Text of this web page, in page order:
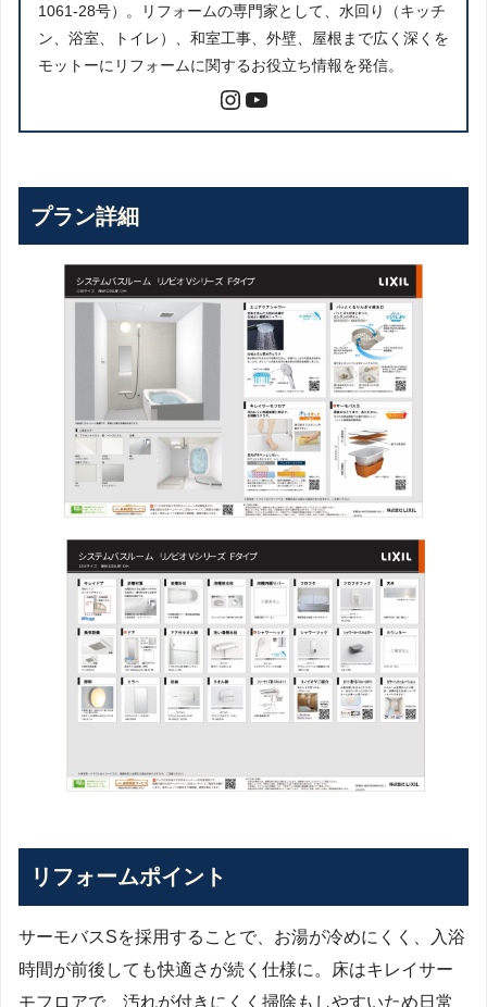
1061-28号）。リフォームの専門家として、水回り（キッチ
ン、浴室、トイレ）、和室工事、外壁、屋根まで広く深くを
モットーにリフォームに関するお役立ち情報を発信。
プラン詳細
リフォームポイント
サーモバスSを採用することで、お湯が冷めにくく、入浴
時間が前後しても快適さが続く仕様に。床はキレイサー
モフロアで、汚れが付きにくく掃除もしやすいため日常